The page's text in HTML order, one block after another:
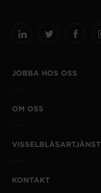
JOBBA HOS OSS
OM OSS
VISSELBLÅSARTJÄNST
KONTAKT